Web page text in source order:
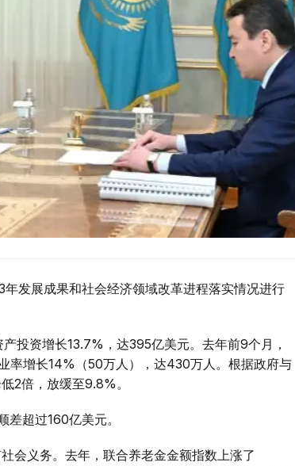
发展成果和社会经济领域改革进程落实情况进行
投资增长13.7%，达395亿美元。去年前9个月，
率增长14%（50万人），达430万人。根据政府与
2倍，放缓至9.8%。
超过160亿美元。
会义务。去年，联合养老金金额指数上涨了